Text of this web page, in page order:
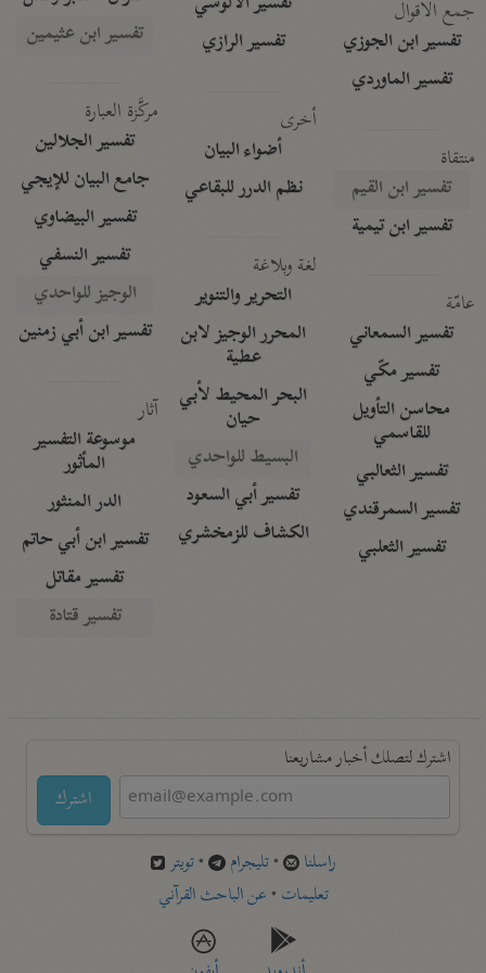
جمع الأقوال
تفسير ابن الجوزي
تفسير الماوردي
منتقاة
تفسير ابن القيم
تفسير ابن تيمية
عامّة
تفسير السمعاني
تفسير مكّي
محاسن التأويل
للقاسمي
تفسير الثعالبي
تفسير السمرقندي
تفسير الثعلبي
تفسير الرازي
أخرى
أضواء البيان
نظم الدرر للبقاعي
لغة وبلاغة
التحرير والتنوير
المحرر الوجيز لابن
عطية
البحر المحيط لأبي
حيان
البسيط للواحدي
تفسير أبي السعود
الكشاف للزمخشري
تفسير ابن عثيمين
مركَّزة العبارة
تفسير الجلالين
جامع البيان للإيجي
تفسير البيضاوي
تفسير النسفي
الوجيز للواحدي
تفسير ابن أبي زمنين
آثار
موسوعة التفسير
المأثور
الدر المنثور
تفسير ابن أبي حاتم
تفسير مقاتل
تفسير قتادة
اشترك لتصلك أخبار مشاريعنا
اشترك
راسلنا •تليجرام •تويتر
تعليمات •عن الباحث القرآني